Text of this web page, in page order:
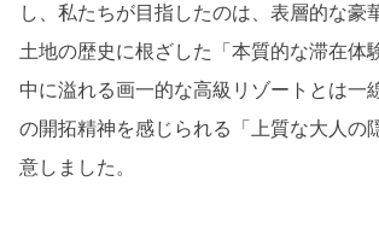
し、私たちが目指したのは、表層的な豪
土地の歴史に根ざした「本質的な滞在体
中に溢れる画一的な高級リゾートとは一
の開拓精神を感じられる「上質な大人の
意しました。